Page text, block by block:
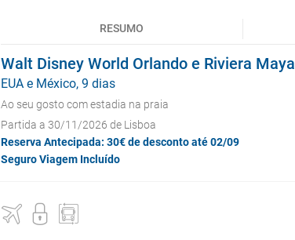
RESUMO
Walt Disney World Orlando e Riviera Maya
EUA e México, 9 dias
Ao seu gosto com estadia na praia
Partida a 30/11/2026 de Lisboa
Reserva Antecipada: 30€ de desconto até 02/09
Seguro Viagem Incluído